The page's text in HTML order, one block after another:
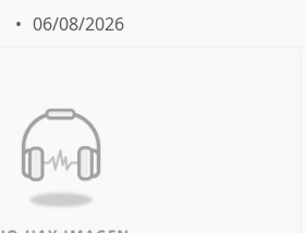
06/08/2026